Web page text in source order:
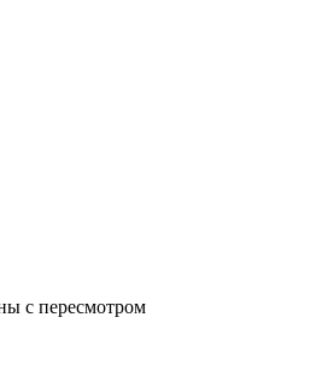
с пересмотром